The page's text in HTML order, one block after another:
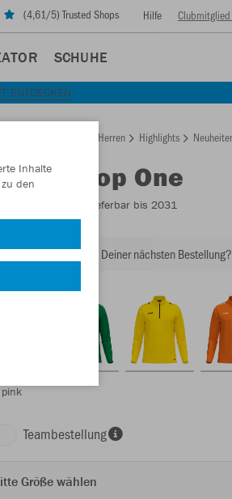
(4,61/5) Trusted Shops Hilfe
SCHUHE
ENTDECKEN
Herren Highlights
Ziptop One
- Lieferbar bis 2031
auf 30% Rabatt bei Deiner nächsten Bestellung?
Teambestellung
Größe wählen
Inhalte
den